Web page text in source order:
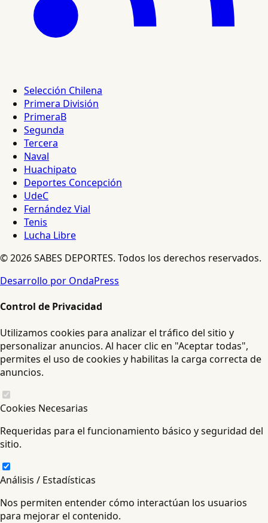
Selección Chilena
Primera División
PrimeraB
Segunda
Tercera
Naval
Huachipato
Deportes Concepción
UdeC
Fernández Vial
Tenis
Lucha Libre
© 2026 SABES DEPORTES. Todos los derechos reservados.
Desarrollo por OndaPress
Control de Privacidad
Utilizamos cookies para analizar el tráfico del sitio y
personalizar anuncios. Al hacer clic en "Aceptar todas",
permites el uso de cookies y habilitas la carga correcta de
anuncios.
Cookies Necesarias
Requeridas para el funcionamiento básico y seguridad del
sitio.
Análisis / Estadísticas
Nos permiten entender cómo interactúan los usuarios
para mejorar el contenido.